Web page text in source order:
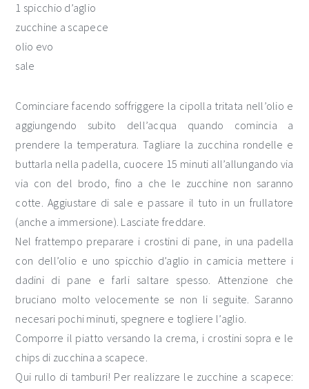
1 spicchio d’aglio
zucchine a scapece
olio evo
sale
Cominciare facendo soffriggere la cipolla tritata nell’olio e
aggiungendo subito dell’acqua quando comincia a
prendere la temperatura. Tagliare la zucchina rondelle e
buttarla nella padella, cuocere 15 minuti all’allungando via
via con del brodo, fino a che le zucchine non saranno
cotte. Aggiustare di sale e passare il tuto in un frullatore
(anche a immersione). Lasciate freddare.
Nel frattempo preparare i crostini di pane, in una padella
con dell’olio e uno spicchio d’aglio in camicia mettere i
dadini di pane e farli saltare spesso. Attenzione che
bruciano molto velocemente se non li seguite. Saranno
necesari pochi minuti, spegnere e togliere l’aglio.
Comporre il piatto versando la crema, i crostini sopra e le
chips di zucchina a scapece.
Qui rullo di tamburi! Per realizzare le zucchine a scapece: